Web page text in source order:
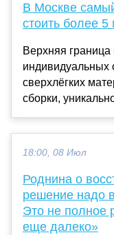
В Москве
стоить более
Верхняя
индивидуальных
сверхлёгких
сборки,
18:00, 08 Июл
Роднина о
решение надо
Это не полное
еще далеко»